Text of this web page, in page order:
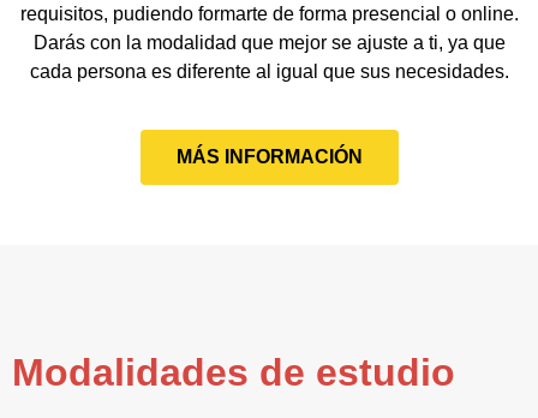
requisitos, pudiendo formarte de forma presencial o online.
Darás con la modalidad que mejor se ajuste a ti, ya que
cada persona es diferente al igual que sus necesidades.
MÁS INFORMACIÓN
Modalidades de estudio